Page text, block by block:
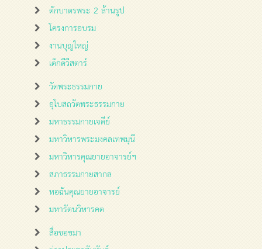
ตักบาตรพระ 2 ล้านรูป
โครงการอบรม
งานบุญใหญ่
เด็กดีวีสตาร์
วัดพระธรรมกาย
อุโบสถวัดพระธรรมกาย
มหาธรรมกายเจดีย์
มหาวิหารพระมงคลเทพมุนี
มหาวิหารคุณยายอาจารย์ฯ
สภาธรรมกายสากล
หอฉันคุณยายอาจารย์
มหารัตนวิหารคด
สื่อขอขมา